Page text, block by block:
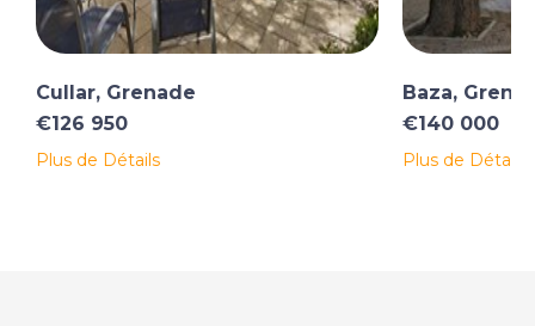
Cullar, Grenade
€126 950
Plus de Détails
Baza,
€140 000
Plus de Détails